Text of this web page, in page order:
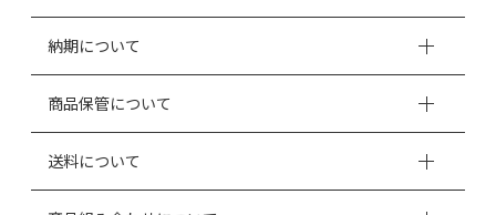
納期について
商品保管について
送料について